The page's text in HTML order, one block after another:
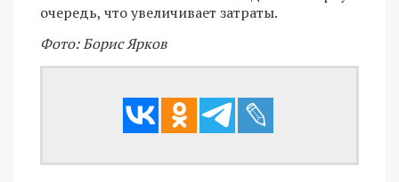
очередь, что увеличивает затраты.
Фото: Борис Ярков